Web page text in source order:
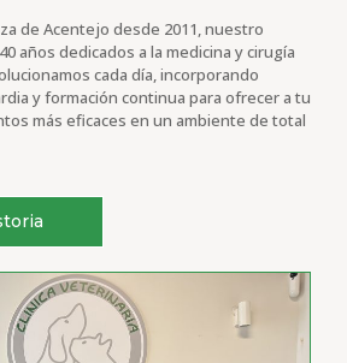
de Acentejo desde 2011, nuestro
años dedicados a la medicina y cirugía
cada día, incorporando
y formación continua para ofrecer a tu
más eficaces en un ambiente de total